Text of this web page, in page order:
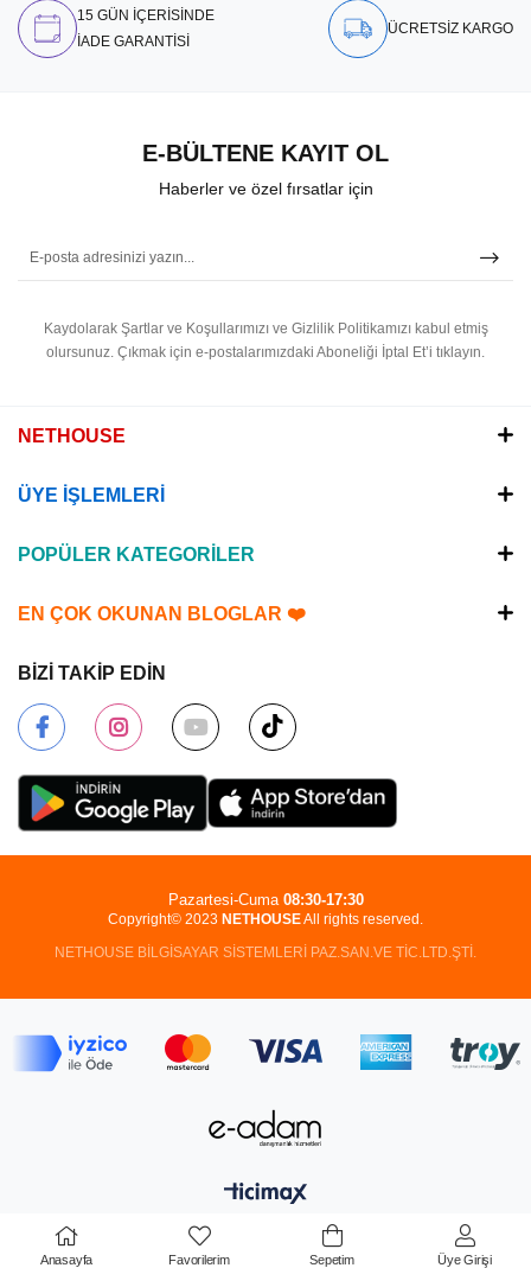
15 GÜN İÇERİSİNDE
İADE GARANTİSİ
ÜCRETSİZ KARGO
E-BÜLTENE KAYIT OL
Haberler ve özel fırsatlar için
Kaydolarak Şartlar ve Koşullarımızı ve Gizlilik Politikamızı kabul etmiş
olursunuz. Çıkmak için e-postalarımızdaki Aboneliği İptal Et’i tıklayın.
NETHOUSE
ÜYE İŞLEMLERİ
POPÜLER KATEGORİLER
EN ÇOK OKUNAN BLOGLAR ❤️
BİZİ TAKİP EDİN
Copyright© 2023 NETHOUSEAll rights reserved.
NETHOUSE BİLGİSAYAR SİSTEMLERİ PAZ.SAN.VE TİC.LTD.ŞTİ.
Pazartesi-Cuma 08:30-17:30
Anasayfa Favorilerim Sepetim Üye Girişi